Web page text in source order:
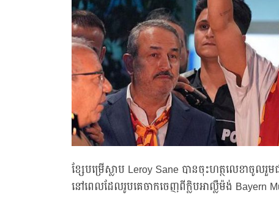
ខ្សែបម្រើស្លាប Leroy Sane បានចុះហត្ថលេខាចូលរួ
នៅពេលដែលរូបគេចាកចេញពីក្លិបអាល្លឺម៉ង់ Bayern